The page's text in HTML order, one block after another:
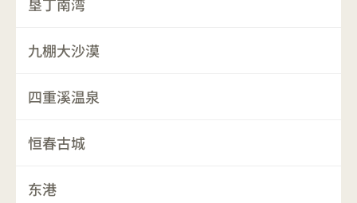
九棚大沙漠
四重溪温泉
恒春古城
东港